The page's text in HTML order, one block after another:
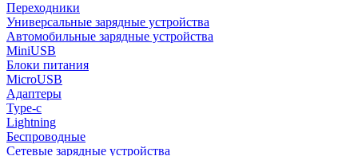
Переходники
Универсальные зарядные устройства
Автомобильные зарядные устройства
MiniUSB
Блоки питания
MicroUSB
Адаптеры
Type-c
Lightning
Беспроводные
Сетевые зарядные устройства